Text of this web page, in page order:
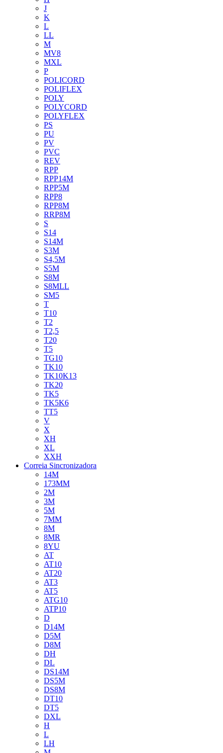
J
K
L
LL
M
MV8
MXL
P
POLICORD
POLIFLEX
POLY
POLYCORD
POLYFLEX
PS
PU
PV
PVC
REV
RPP
RPP14M
RPP5M
RPP8
RPP8M
RRP8M
S
S14
S14M
S3M
S4,5M
S5M
S8M
S8MLL
SM5
T
T10
T2
T2,5
T20
T5
TG10
TK10
TK10K13
TK20
TK5
TK5K6
TT5
V
X
XH
XL
XXH
Correia Sincronizadora
14M
173MM
2M
3M
5M
7MM
8M
8MR
8YU
AT
AT10
AT20
AT3
AT5
ATG10
ATP10
D
D14M
D5M
D8M
DH
DL
DS14M
DS5M
DS8M
DT10
DT5
DXL
H
L
LH